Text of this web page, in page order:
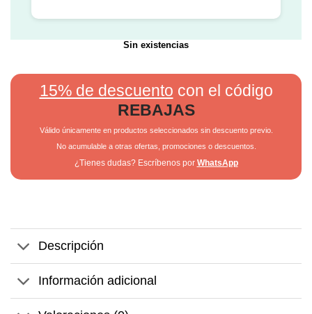
Sin existencias
15% de descuento con el código
REBAJAS
Válido únicamente en productos seleccionados sin descuento previo.
No acumulable a otras ofertas, promociones o descuentos.
¿Tienes dudas? Escríbenos por WhatsApp
Descripción
Información adicional